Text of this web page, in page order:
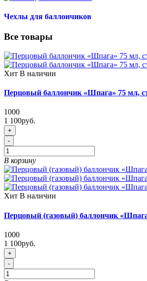
Чехлы для баллончиков
Все товары
Хит В наличии
Перцовый баллончик «Шпага» 75 мл,
1000
1 100руб.
+
-
В корзину
Хит В наличии
Перцовый (газовый) баллончик
1000
1 100руб.
+
-